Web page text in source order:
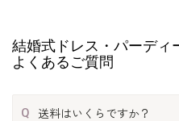
結婚式ドレス・パーディ
よくあるご質問
Q 送料はいくらですか？